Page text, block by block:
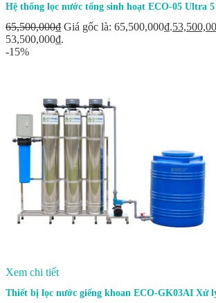
Hệ thống lọc nước tổng sinh hoạt ECO-05 Ultra 5
65,500,000₫ Giá gốc là: 65,500,000₫.
53,500,000₫.
-15%
Xem chi tiết
Thiết bị lọc nước giếng khoan ECO-GK03AI Xử